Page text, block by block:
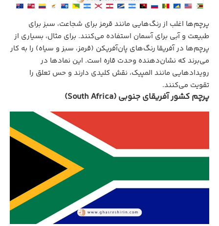
پرچم‌ها اغلب از رنگ‌هایی مانند قرمز برای شجاعت، سبز برای
طبیعت و آبی برای آسمان استفاده می‌کنند. برای مثال، بسیاری از
پرچم‌ها در آفریقا رنگ‌های پان‌آفریکن (قرمز، سبز و سیاه) را به کار
می‌برند که نشان‌دهنده وحدت قاره است. این نمادها در
رویدادهایی مانند المپیک، نقش کلیدی دارند و حس تعلق را
تقویت می‌کنند.
پرچم کشور آفریقای جنوبی (South Africa)